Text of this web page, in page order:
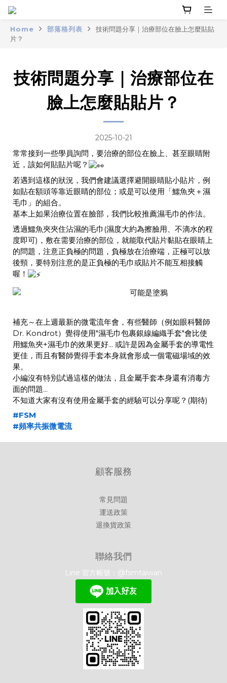
Home 部落格列表
技術問題分享｜治療部位在臉上怎麼貼貼
片？
技術問題分享｜治療部位在
臉上怎麼貼貼片？
2025-10-21
常常接到一些學員詢問，要治療的部位在臉上、甚至眼睛附
近，該如何貼貼片呢？
若遇到這樣的狀況，我們會建議選擇避開眼睛貼小貼片，例
如貼在額頭等靠近眼睛的部位；或是可以使用「鱷魚夾＋濕
毛巾」的組合。
基本上如果治療位置在臉部，我們比較推薦濕毛巾的作法。
透過鱷魚夾夾住沾濕的毛巾(濕度大約為擦臉用、不滴水的程
度即可)，敷在需要治療的部位，就能取代貼片黏貼在眼睛上
的問題，注意正負極的問題，負極放在治療端，正極可以放
後頸，要特別注意的是正負極的毛巾或貼片不能互相接觸
喔！
補充～在上週最新的微電流年會，有些醫師（例如眼科醫師
Dr. Kondrot）覺得使用"濕毛巾包裹銀線編織手套"會比使
用鱷魚夾+濕毛巾的效果更好... 或許是因為金屬手套的導電性
更佳，而且有醫師覺得手套本身就會形成一個電磁場域的效
果。
小編沒有特別試過這樣的做法，且金屬手套本身還有消毒方
面的問題...
不知道大家有沒有使用金屬手套的經驗可以分享呢？(期待)
#FSM
#頻率共振微電流
顧客服務
常見問題
運送政策
退換貨政策
聯絡我們
Line 官方帳號：@fsmtaiwan